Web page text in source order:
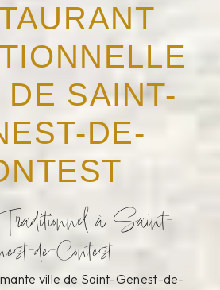
DE SAINT-
DE-
à Saint-
de-Contest
ville de Saint-Genest-de-